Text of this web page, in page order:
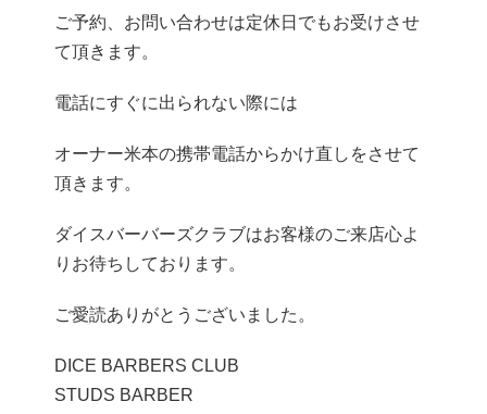
ご予約、お問い合わせは定休日でもお受けさせ
て頂きます。
電話にすぐに出られない際には
オーナー米本の携帯電話からかけ直しをさせて
頂きます。
ダイスバーバーズクラブはお客様のご来店心よ
りお待ちしております。
ご愛読ありがとうございました。
DICE BARBERS CLUB
STUDS BARBER